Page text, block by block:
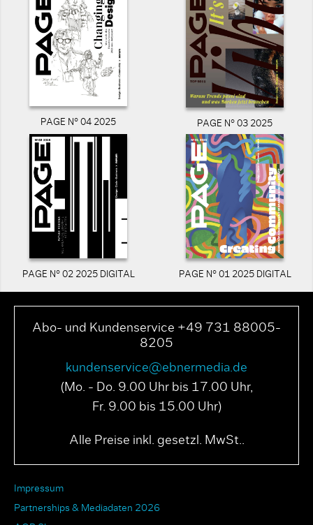
PAGE N° 04 2025 PAGE N° 03 2025
PAGE N° 02 2025 DIGITAL PAGE N° 01 2025 DIGITAL
Abo- und Kundenservice +49 731 88005-
8205
kundenservice@ebnermedia.de
(Mo. - Do. 9.00 Uhr bis 17.00 Uhr,
Fr. 9.00 bis 15.00 Uhr)
Alle Preise inkl. gesetzl. MwSt..
Impressum
Partnerships & Mediadaten 2026